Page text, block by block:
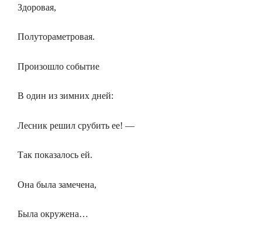
Здоровая,
Полутораметровая.
Произошло событие
В один из зимних дней:
Лесник решил срубить ее! —
Так показалось ей.
Она была замечена,
Была окружена…